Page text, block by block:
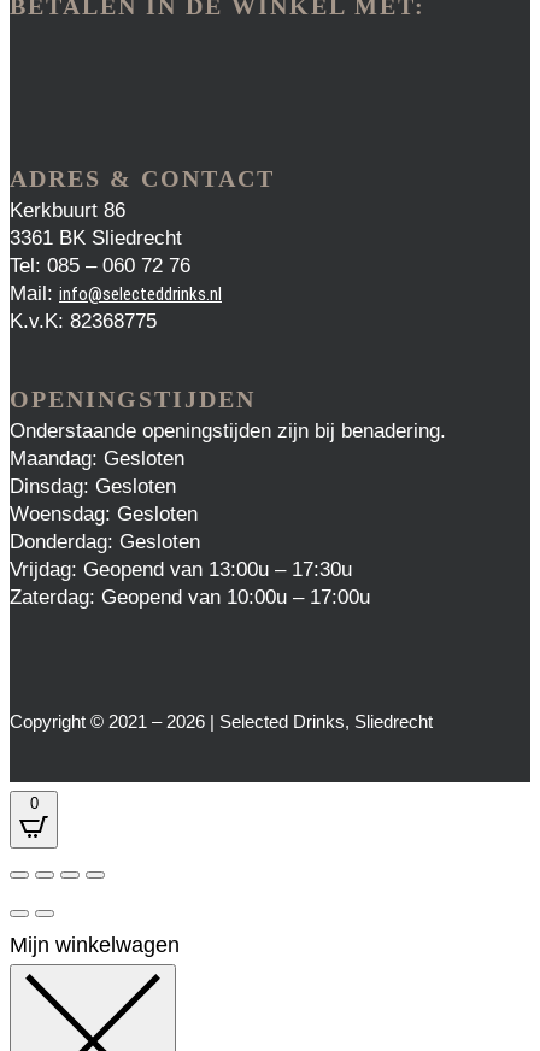
BETALEN IN DE WINKEL MET:
ADRES & CONTACT
Kerkbuurt 86
3361 BK Sliedrecht
Tel: 085 – 060 72 76
Mail: info@selecteddrinks.nl
K.v.K: 82368775
OPENINGSTIJDEN
Onderstaande openingstijden zijn bij benadering.
Maandag: Gesloten
Dinsdag: Gesloten
Woensdag: Gesloten
Donderdag: Gesloten
Vrijdag: Geopend van 13:00u – 17:30u
Zaterdag: Geopend van 10:00u – 17:00u
Copyright © 2021 – 2026 | Selected Drinks, Sliedrecht
0
Mijn winkelwagen